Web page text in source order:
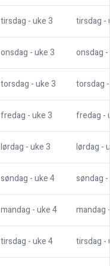
tirsdag - uke3 tirsdag -
onsdag - uke3 onsdag
torsdag - uke3 torsdag
fredag - uke3 fredag -
lørdag - uke3 lørdag -
søndag - uke4 søndag
mandag - uke4 mandag
tirsdag - uke4 tirsdag -